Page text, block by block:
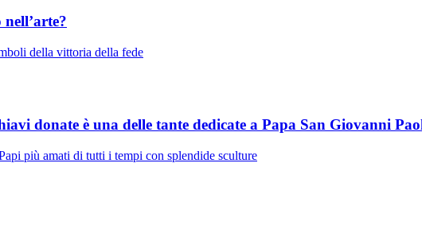
della vittoria della fede
donate è una delle tante dedicate a Papa San Giovanni
più amati di tutti i tempi con splendide sculture